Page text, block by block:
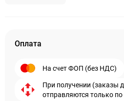
Оплата
На счет ФОП (без НДС)
При получении (заказы
отправляются только по